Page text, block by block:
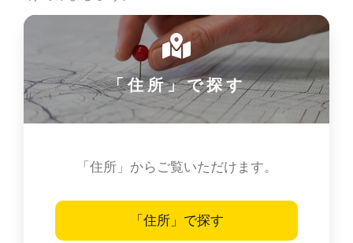
「住所」で探す
「住所」からご覧いただけます。
「住所」で探す